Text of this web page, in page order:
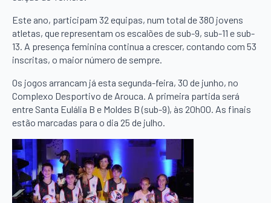
Este ano, participam 32 equipas, num total de 380 jovens
atletas, que representam os escalões de sub-9, sub-11 e sub-
13. A presença feminina continua a crescer, contando com 53
inscritas, o maior número de sempre.
Os jogos arrancam já esta segunda-feira, 30 de junho, no
Complexo Desportivo de Arouca. A primeira partida será
entre Santa Eulália B e Moldes B (sub-9), às 20h00. As finais
estão marcadas para o dia 25 de julho.